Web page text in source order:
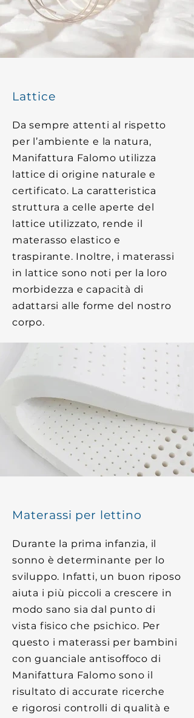
Lattice
Da sempre attenti al rispetto
per l’ambiente e la natura,
Manifattura Falomo utilizza
lattice di origine naturale e
certificato. La caratteristica
struttura a celle aperte del
lattice utilizzato, rende il
materasso elastico e
traspirante. Inoltre, i materassi
in lattice sono noti per la loro
morbidezza e capacità di
adattarsi alle forme del nostro
corpo.
Materassi per lettino
Durante la prima infanzia, il
sonno è determinante per lo
sviluppo. Infatti, un buon riposo
aiuta i più piccoli a crescere in
modo sano sia dal punto di
vista fisico che psichico. Per
questo i materassi per bambini
con guanciale antisoffoco di
Manifattura Falomo sono il
risultato di accurate ricerche
e rigorosi controlli di qualità e